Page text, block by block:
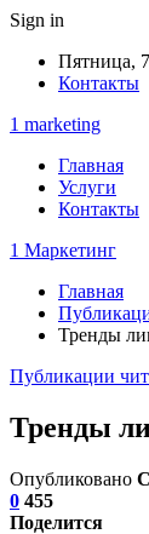
Sign in
Пятница,
Контакты
1 marketing
Главная
Услуги
Контакты
1 Маркетинг
Главная
Тренды
Публикации
Тренды
Опубликовано
0 455
Поделится